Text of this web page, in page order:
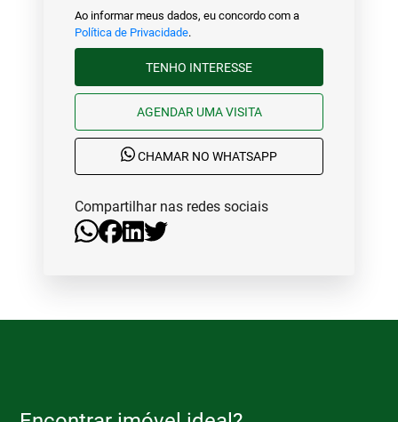
Ao informar meus dados, eu concordo com a
Política de Privacidade.
TENHO INTERESSE
AGENDAR UMA VISITA
CHAMAR NO WHATSAPP
Compartilhar nas redes sociais